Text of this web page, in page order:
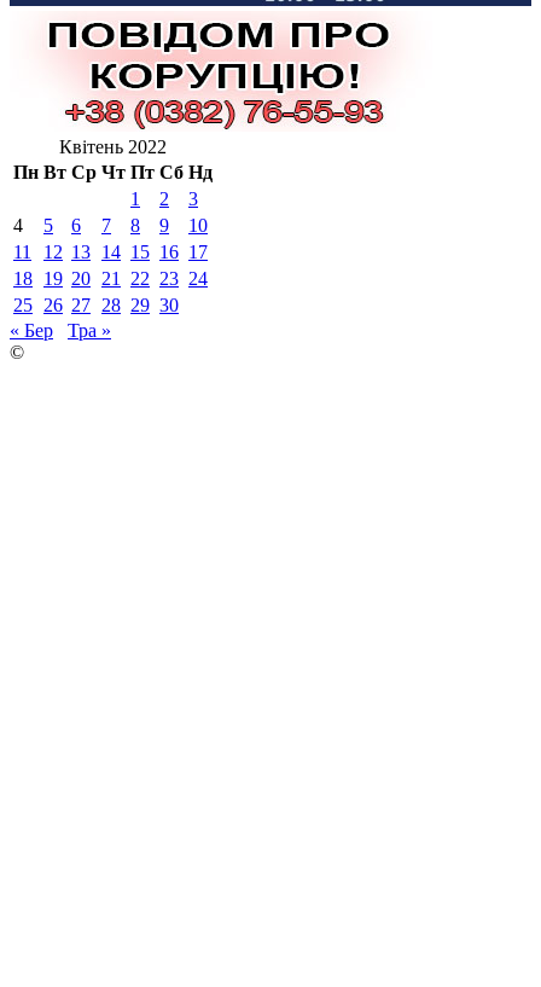
Квітень 2022
Пн Вт Ср Чт Пт Сб Нд
1
2
3
4
5 6 7 8 9
10
11
12 13 14 15 16 17
18 19 20 21 22 23 24
25 26 27 28 29 30
« Бер
Тра »
©